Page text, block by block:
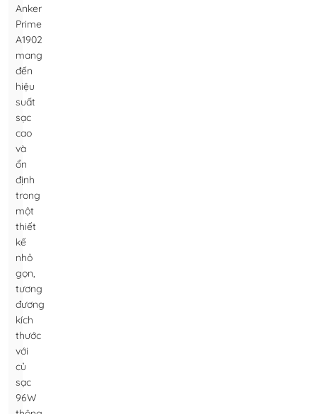
Anker
Prime
A1902
mang
đến
hiệu
suất
sạc
cao
và
ổn
định
trong
một
thiết
kế
nhỏ
gọn,
tương
đương
kích
thước
với
củ
sạc
96W